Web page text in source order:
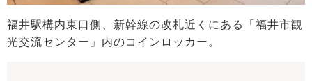
福井駅構内東口側、新幹線の改札近くにある「福井市観
光交流センター」内のコインロッカー。